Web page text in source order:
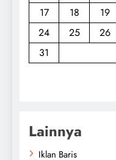
17
18 19
24
25 26
31
Lainnya
Iklan Baris